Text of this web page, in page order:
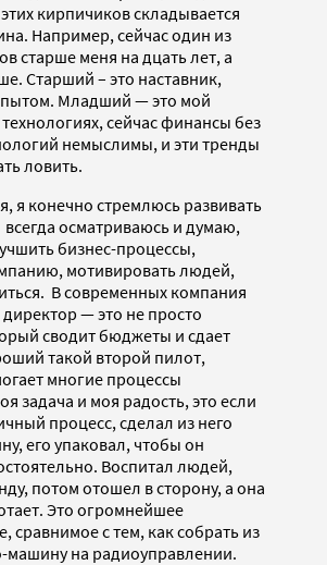
кирпичиков складывается
Например, сейчас один из
старше меня на дцать лет, а
Старший – это наставник,
Младший — это мой
сейчас финансы без
немыслимы, и эти тренды
ловить.
я конечно стремлюсь развивать
всегда осматриваюсь и думаю,
бизнес-процессы,
мотивировать людей,
В современных компания
— это не просто
сводит бюджеты и сдает
такой второй пилот,
многие процессы
задача и моя радость, это если
процесс, сделал из него
его упаковал, чтобы он
Воспитал людей,
потом отошел в сторону, а она
Это огромнейшее
сравнимое с тем, как собрать из
машину на радиоуправлении.